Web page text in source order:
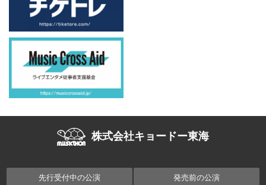
株式会社キョードー東海
先行受付中の公演 発売前の公演